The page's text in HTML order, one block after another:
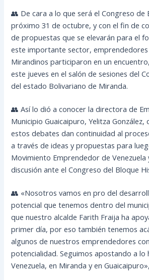
👥 De cara a lo que será el Congreso de
próximo 31 de octubre, y con el fin de
de propuestas que se elevarán para el
este importante sector,
Mirandinos participaron en un
este jueves en el salón de sesiones del
del estado Bolivariano de Miranda.
👥 Así lo dió a conocer la directora de
Municipio Guaicaipuro, Yelitza González,
estos debates dan continuidad al
a través de ideas y propuestas para
Movimiento Emprendedor de
discusión ante el Congreso del Bloque
👥 «Nosotros vamos en pro del
potencial que tenemos dentro del
que nuestro alcalde Farith Fraija ha
primer día, por eso también tenemos
algunos de nuestros emprendedores
potencialidad. Seguimos apostando a lo
Venezuela, en Miranda y en